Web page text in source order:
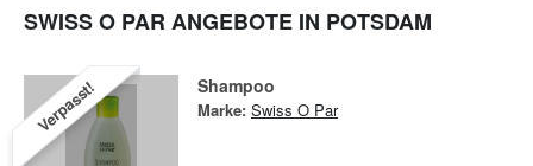
SWISS O PAR ANGEBOTE IN POTSDAM
Verpasst! Shampoo
Marke: Swiss O Par